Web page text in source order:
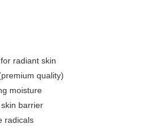
radiant skin
quality)
moisture
barrier
radicals